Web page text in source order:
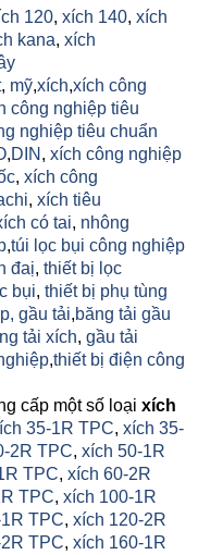
120, xích 140, xích
kana, xích
, mỹ,xích,xích công
công nghiệp tiêu
nghiệp tiêu chuẩn
,DIN , xích công nghiệp
, xích công
, xích tiêu
có tai, nhông
,túi lọc bụi công nghiệp
đaị, thiết bị lọc
bụi, thiết bị phụ tùng
gầu tải,băng tải gầu
tải xích, gầu tải
,thiết bị điện công
cấp một số loại xích
35-1R TPC, xích 35-
2R TPC, xích 50-1R
TPC, xích 60-2R
TPC, xích 100-1R
TPC, xích 120-2R
TPC, xích 160-1R